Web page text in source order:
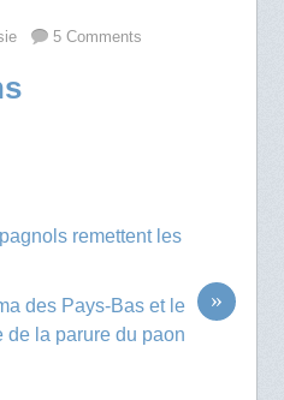
5 Comments
remettent les
»
des Pays-Bas et le
de la parure du paon